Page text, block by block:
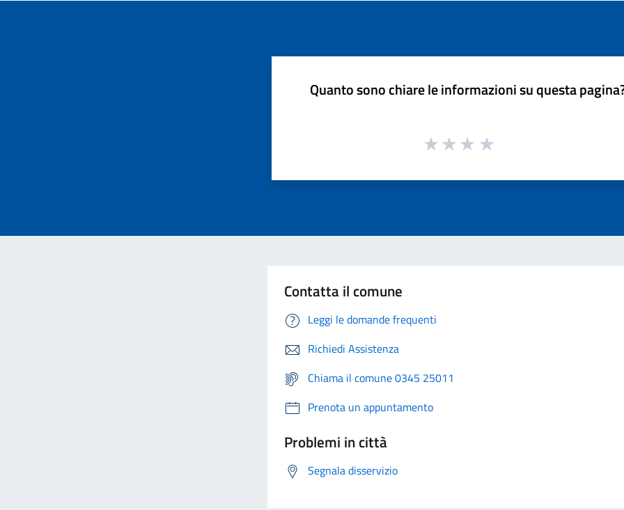
Quanto sono chiare le informazioni su questa
Contatta il comune
Leggi le domande frequenti
Richiedi Assistenza
Chiama il comune 0345 25011
Prenota un appuntamento
Problemi in città
Segnala disservizio